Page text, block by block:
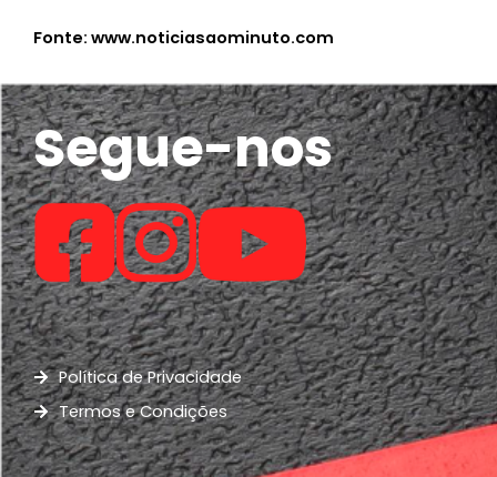
Fonte: www.noticiasaominuto.com
Segue-nos
Política de Privacidade
Termos e Condições